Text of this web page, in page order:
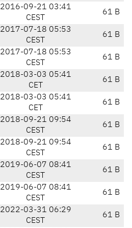
2016-09-21 03:41
CEST
61 B
2017-07-18 05:53
CEST
61 B
2017-07-18 05:53
CEST
61 B
2018-03-03 05:41
CET
61 B
2018-03-03 05:41
CET
61 B
2018-09-21 09:54
CEST
61 B
2018-09-21 09:54
CEST
61 B
2019-06-07 08:41
CEST
61 B
2019-06-07 08:41
CEST
61 B
2022-03-31 06:29
CEST
61 B